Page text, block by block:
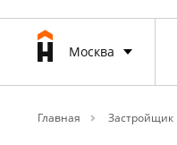
Москва
Главная Застройщик